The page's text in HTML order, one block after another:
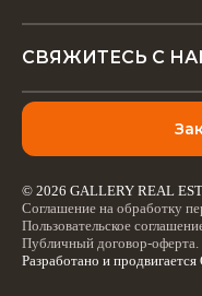
СВЯЖИТЕСЬ С
© 2026 GALLERY REAL
Соглашение на обработку
Пользовательское
Публичный договор-оферта.
Разработано и продвигается